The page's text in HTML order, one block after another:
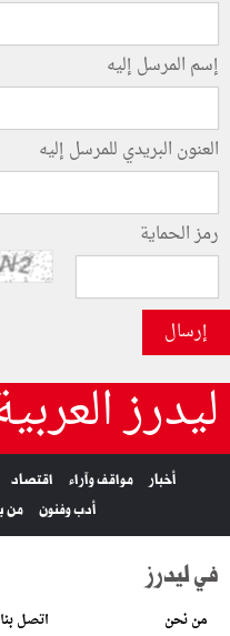
إسم المرسل إليه
العنون البريدي للمرسل إليه
رمز الحماية
إرسال
ليدرز
أخبار مواقف وآراء اقتصاد
أدب وفنون
من
في ليدرز
من نحن اتصل بنا